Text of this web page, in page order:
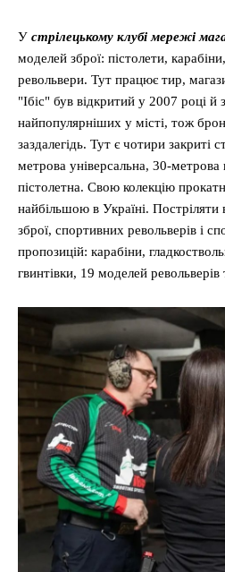
У стрілецькому клубі мережі
моделей зброї: пістолети,
револьвери. Тут працює тир,
"Ібіс" був відкритий у 2007 році й
найпопулярніших у місті, тож
заздалегідь. Тут є чотири закриті
метрова універсальна, 30-метрова
пістолетна. Свою колекцію
найбільшою в Україні. Постріляти
зброї, спортивних револьверів і
пропозицій: карабіни,
гвинтівки, 19 моделей револьверів